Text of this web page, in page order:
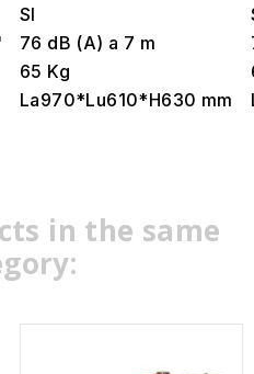
SI
76 dB (A) a 7 m
65 Kg
La970*Lu610*H630 mm
in the same